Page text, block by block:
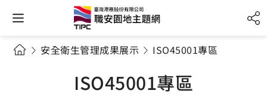
安全衛生管理成果展示 ISO45001專區
ISO45001專區